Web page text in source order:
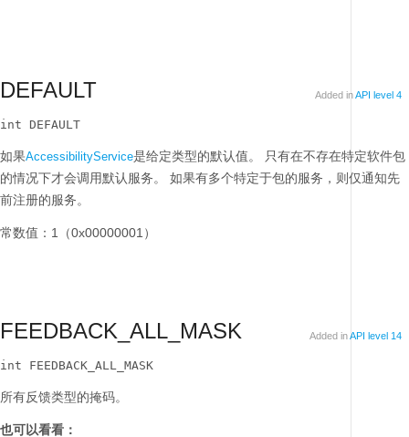
DEFAULT Added inAPI level 4
int DEFAULT
如果AccessibilityService是给定类型的默认值。
只有在不存在特定软件包
的情况下才会调用默认服务。
如果有多个特定于包的服务，则仅通知先
前注册的服务。
常数值：1（0x00000001）
FEEDBACK_ALL_MASK Added inAPI level 14
int FEEDBACK_ALL_MASK
所有反馈类型的掩码。
也可以看看：